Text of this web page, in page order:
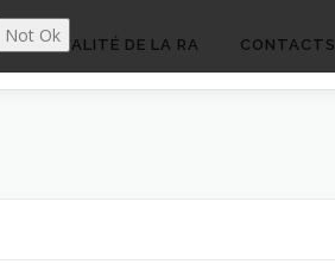
ACTUALITÉ DE LA RA CONTACTS
Not Ok